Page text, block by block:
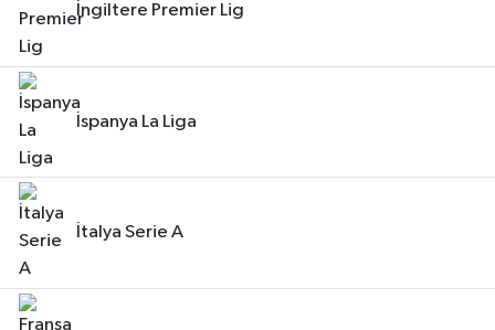
İngiltere Premier Lig
İspanya La Liga
İtalya Serie A